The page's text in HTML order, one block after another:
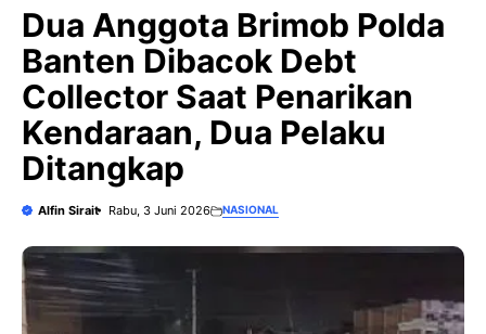
Dua Anggota Brimob Polda
Banten Dibacok Debt
Collector Saat Penarikan
Kendaraan, Dua Pelaku
Ditangkap
Alfin Sirait Rabu, 3 Juni 2026 NASIONAL